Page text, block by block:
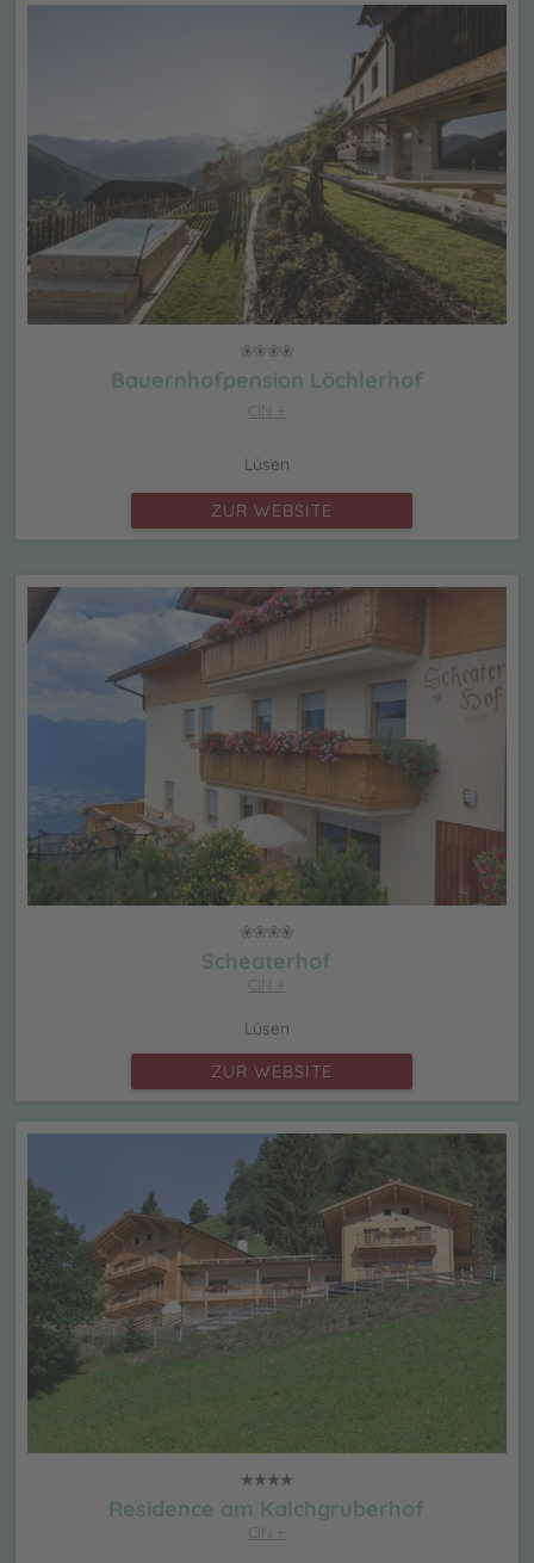
Bauernhofpension Löchlerhof
CIN +
Lüsen
ZUR WEBSITE
Scheaterhof
CIN +
Lüsen
ZUR WEBSITE
Residence am Kalchgruberhof
CIN +